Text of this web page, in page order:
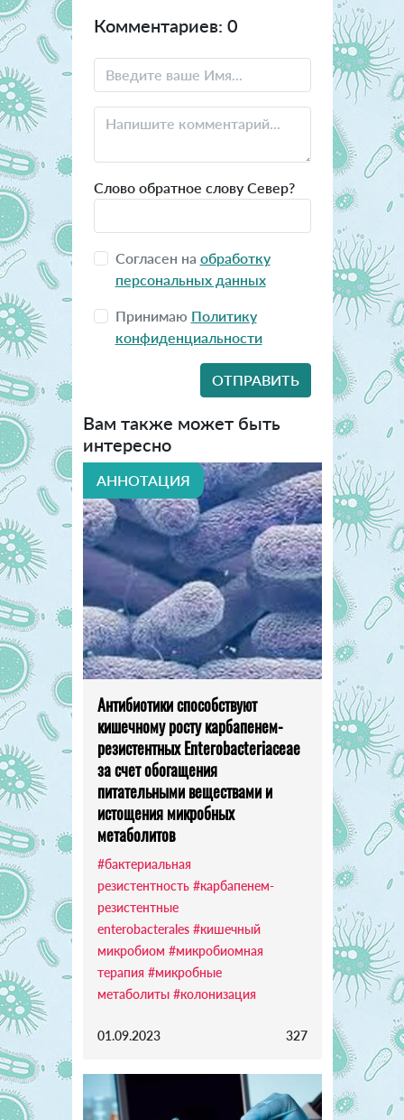
Комментариев: 0
Слово обратное слову Север?
Согласен на обработку
персональных данных
Принимаю Политику
конфиденциальности
Вам также может быть
интересно
АННОТАЦИЯ
Антибиотики способствуют
кишечному росту карбапенем-
резистентных Enterobacteriaceae
за счет обогащения
питательными веществами и
истощения микробных
метаболитов
#бактериальная
резистентность #карбапенем-
резистентные
enterobacterales #кишечный
микробиом #микробиомная
терапия #микробные
метаболиты #колонизация
01.09.2023 327